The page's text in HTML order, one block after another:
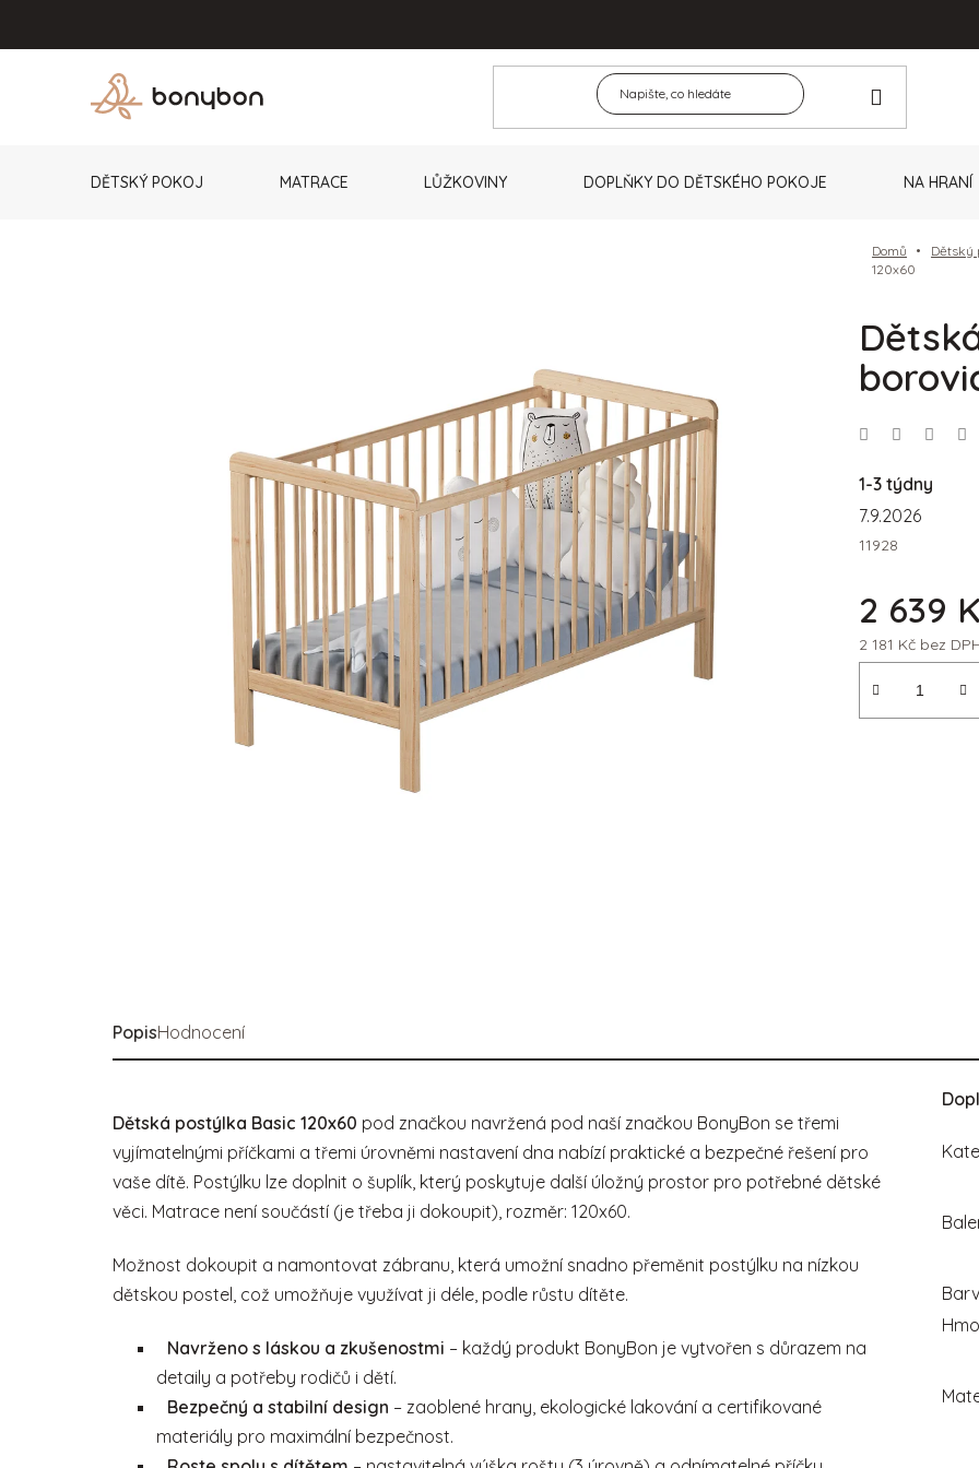
DĚTSKÝ POKOJ MATRACE LŮŽKOVINY DOPLŇKY DO DĚTSKÉHO POKOJE NA HRANÍ
Domů Dětský
120x60
1-3 týdny
7.9.2026
11928
2 639
2 181 Kč bez
PopisHodnocení
Dětská postýlka Basic 120x60 pod značkou navržená pod naší značkou BonyBon se třemi
vyjímatelnými příčkami a třemi úrovněmi nastavení dna nabízí praktické a bezpečné řešení pro
vaše dítě. Postýlku lze doplnit o šuplík, který poskytuje další úložný prostor pro potřebné dětské
věci. Matrace není součástí (je třeba ji dokoupit), rozměr: 120x60.
Možnost dokoupit a namontovat zábranu, která umožní snadno přeměnit postýlku na nízkou
dětskou postel, což umožňuje využívat ji déle, podle růstu dítěte.
Navrženo s láskou a zkušenostmi – každý produkt BonyBon je vytvořen s důrazem na
detaily a potřeby rodičů i dětí.
Bezpečný a stabilní design – zaoblené hrany, ekologické lakování a certifikované
materiály pro maximální bezpečnost.